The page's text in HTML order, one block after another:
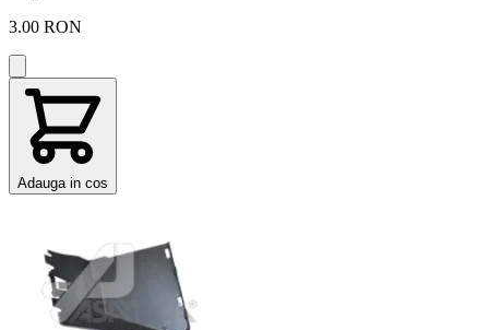
3.00 RON
Adauga in cos